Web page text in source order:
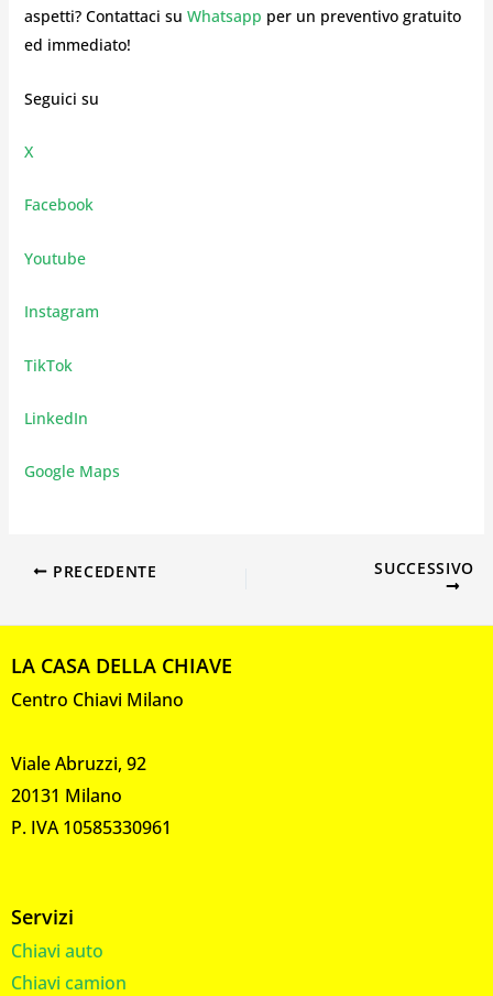
aspetti? Contattaci su Whatsapp per un preventivo gratuito
ed immediato!
Seguici su
X
Facebook
Youtube
Instagram
TikTok
LinkedIn
Google Maps
PRECEDENTE SUCCESSIVO
LA CASA DELLA CHIAVE
Centro Chiavi Milano
Viale Abruzzi, 92
20131 Milano
P. IVA 10585330961
Servizi
Chiavi auto
Chiavi camion